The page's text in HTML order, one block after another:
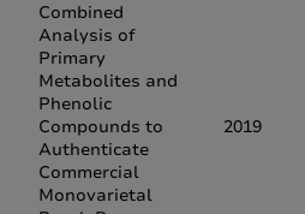
Combined
Analysis of
Primary
Metabolites and
Phenolic
Compounds to
Authenticate
Commercial
Monovarietal
2019